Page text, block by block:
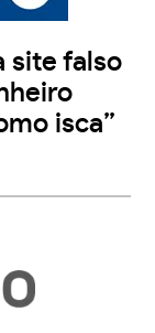
site falso
isca”